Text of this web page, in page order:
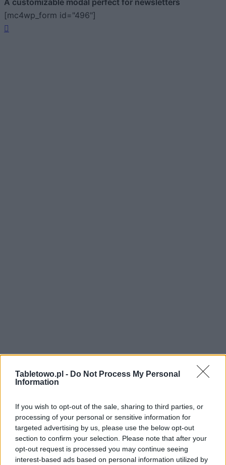
Tabletowo.pl - Do Not Process My Personal
Information
If you wish to opt-out of the sale, sharing to third parties, or
processing of your personal or sensitive information for
targeted advertising by us, please use the below opt-out
section to confirm your selection. Please note that after your
opt-out request is processed you may continue seeing
interest-based ads based on personal information utilized by
[mc4wp_form id="496"]